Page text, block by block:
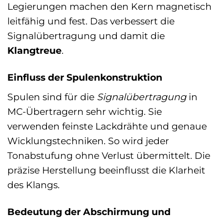
Legierungen machen den Kern magnetisch
leitfähig und fest. Das verbessert die
Signalübertragung und damit die
Klangtreue.
Einfluss der Spulenkonstruktion
Spulen sind für die Signalübertragungin
MC-Übertragern sehr wichtig. Sie
verwenden feinste Lackdrähte und genaue
Wicklungstechniken. So wird jeder
Tonabstufung ohne Verlust übermittelt. Die
präzise Herstellung beeinflusst die Klarheit
des Klangs.
Bedeutung der Abschirmung und